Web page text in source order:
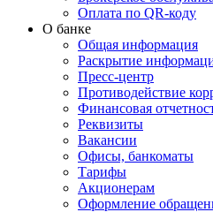
Оплата по QR-коду
О банке
Общая информация
Раскрытие
Пресс-центр
Противодействие
Финансовая
Реквизиты
Вакансии
Офисы, банкоматы
Тарифы
Акционерам
Оформление